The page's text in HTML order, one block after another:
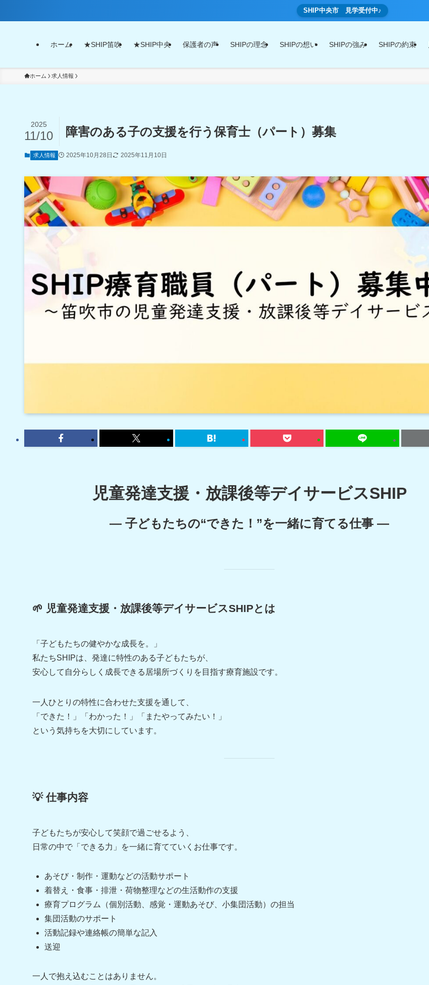
SHIP中央市 見学受付中♪
ホーム ★SHIP笛吹 ★SHIP中央 保護者の声 SHIPの理念 SHIPの想い SHIPの強み SHIPの約束
ホーム 求人情報
障害のある子の支援を行う保育士（パート）募集
2025
11/10
求人情報 2025年10月28日 2025年11月10日
児童発達支援・放課後等デイサービスSHIP
― 子どもたちの“できた！”を一緒に育てる仕事 ―
🌱 児童発達支援・放課後等デイサービスSHIPとは
「子どもたちの健やかな成長を。」
私たちSHIPは、発達に特性のある子どもたちが、
安心して自分らしく成長できる居場所づくりを目指す療育施設です。
一人ひとりの特性に合わせた支援を通して、
「できた！」「わかった！」「またやってみたい！」
という気持ちを大切にしています。
💡 仕事内容
子どもたちが安心して笑顔で過ごせるよう、
日常の中で「できる力」を一緒に育てていくお仕事です。
あそび・制作・運動などの活動サポート
着替え・食事・排泄・荷物整理などの生活動作の支援
療育プログラム（個別活動、感覚・運動あそび、小集団活動）の担当
集団活動のサポート
活動記録や連絡帳の簡単な記入
送迎
一人で抱え込むことはありません。